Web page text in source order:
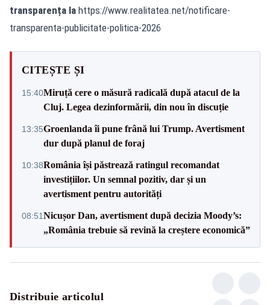
transparența la https://www.realitatea.net/notificare-
transparenta-publicitate-politica-2026
CITEȘTE ȘI
15:40Miruță cere o măsură radicală după atacul de la
Cluj. Legea dezinformării, din nou în discuție
13:35Groenlanda îi pune frână lui Trump. Avertisment
dur după planul de foraj
10:38România își păstrează ratingul recomandat
investițiilor. Un semnal pozitiv, dar și un
avertisment pentru autorități
08:51Nicușor Dan, avertisment după decizia Moody’s:
„România trebuie să revină la creștere economică”
Distribuie articolul